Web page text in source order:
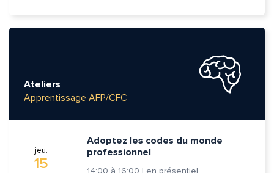
Ateliers
Apprentissage AFP/CFC
jeu.
15
Adoptez les codes du monde
professionnel